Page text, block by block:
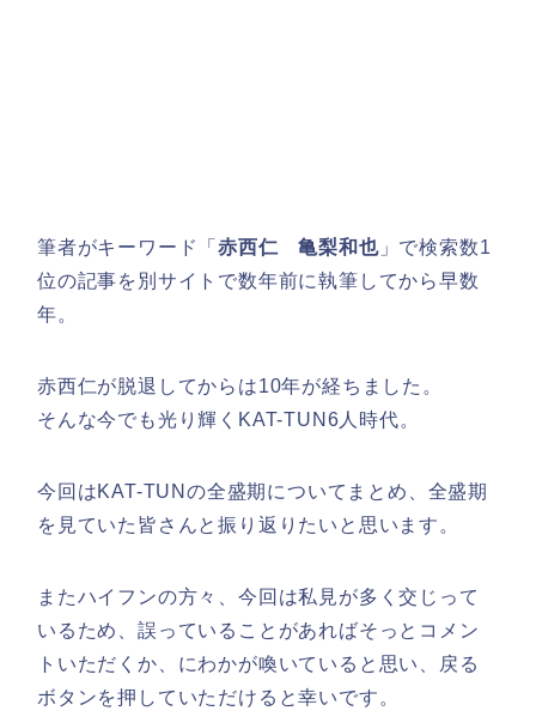
筆者がキーワード「赤西仁 亀梨和也」で検索数1
位の記事を別サイトで数年前に執筆してから早数
年。
赤西仁が脱退してからは10年が経ちました。
そんな今でも光り輝くKAT-TUN6人時代。
今回はKAT-TUNの全盛期についてまとめ、全盛期
を見ていた皆さんと振り返りたいと思います。
またハイフンの方々、今回は私見が多く交じって
いるため、誤っていることがあればそっとコメン
トいただくか、にわかが喚いていると思い、戻る
ボタンを押していただけると幸いです。